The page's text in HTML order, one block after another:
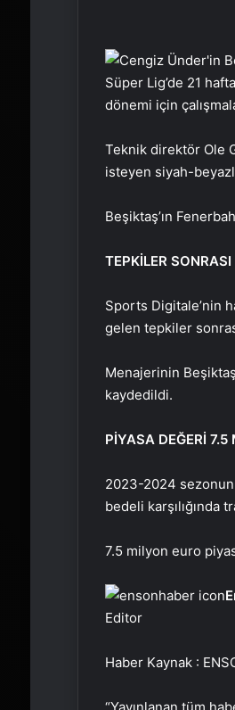
Süper Lig’de 21
dönemi için
Teknik direktör Ole
isteyen siyah-
Beşiktaş’ın
TEPKİLER
Sports Digitale’nin
gelen tepkiler
Menajerinin
kaydedildi.
PİYASA DEĞERİ 7.5
2023-2024 sezonun
bedeli karşılığında
7.5 milyon euro
Editor
Haber Kaynak :